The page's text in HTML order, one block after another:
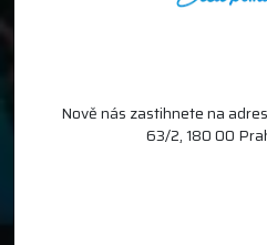
Nově nás zastihnete na
63/2, 180 00